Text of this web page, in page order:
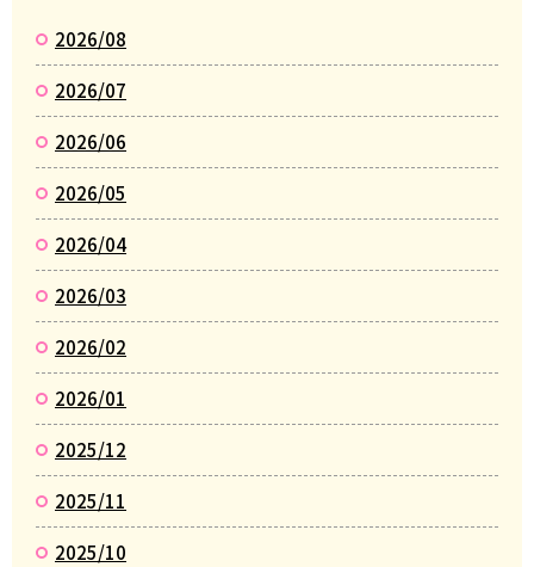
2026/08
2026/07
2026/06
2026/05
2026/04
2026/03
2026/02
2026/01
2025/12
2025/11
2025/10